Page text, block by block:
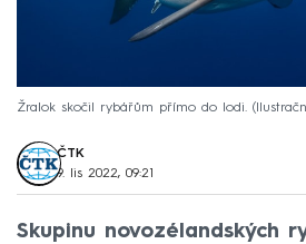
Žralok skočil rybářům přímo do lodi.
ČTK
9. lis 2022, 09:21
Skupinu novozélandských